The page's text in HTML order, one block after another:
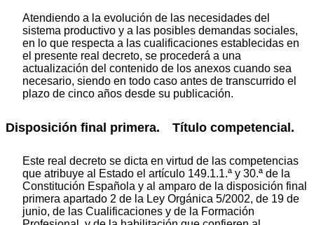
Atendiendo a la evolución de las necesidades del
sistema productivo y a las posibles demandas sociales,
en lo que respecta a las cualificaciones establecidas en
el presente real decreto, se procederá a una
actualización del contenido de los anexos cuando sea
necesario, siendo en todo caso antes de transcurrido el
plazo de cinco años desde su publicación.
Disposición final primera. Título competencial.
Este real decreto se dicta en virtud de las competencias
que atribuye al Estado el artículo 149.1.1.ª y 30.ª de la
Constitución Española y al amparo de la disposición final
primera apartado 2 de la Ley Orgánica 5/2002, de 19 de
junio, de las Cualificaciones y de la Formación